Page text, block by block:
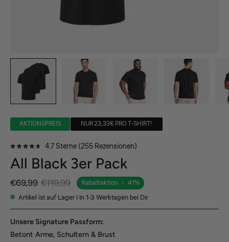
AKTIONSPREIS NUR 23,33€ PRO T-SHIRT!
4.7
von
Sternen
bewertet
4.7Sterne (255 Rezensionen)
den
Rezensionen
zu
All Black 3er Pack
€69,99 €119,99 Rabattaktion • 41%
Artikel ist auf Lager | In 1-3 Werktagen bei Dir
Unsere Signature Passform:
Betont Arme, Schultern & Brust